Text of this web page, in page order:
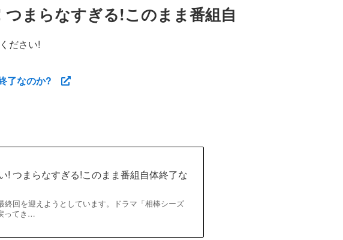
まらなすぎる!このまま番組自
ださい!
了なのか?
! つまらなすぎる!このまま番組自体終了な
回を迎えようとしています。ドラマ「相棒シーズ
ってき…